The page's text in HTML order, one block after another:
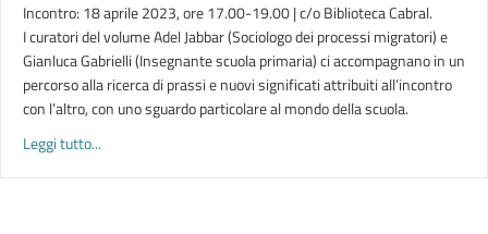
Incontro: 18 aprile 2023, ore 17.00-19.00 | c/o Biblioteca Cabral.
I curatori del volume Adel Jabbar (Sociologo dei processi migratori) e
Gianluca Gabrielli (Insegnante scuola primaria) ci accompagnano in un
percorso alla ricerca di prassi e nuovi significati attribuiti all’incontro
con l’altro, con uno sguardo particolare al mondo della scuola.
Leggi tutto...